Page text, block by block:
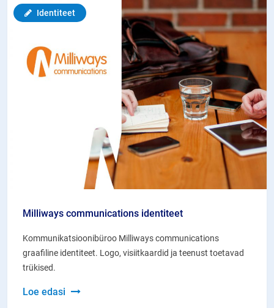
Identiteet
Milliways communications identiteet
Kommunikatsioonibüroo Milliways communications
graafiline identiteet. Logo, visiitkaardid ja teenust toetavad
trükised.
Loe edasi
Milliways